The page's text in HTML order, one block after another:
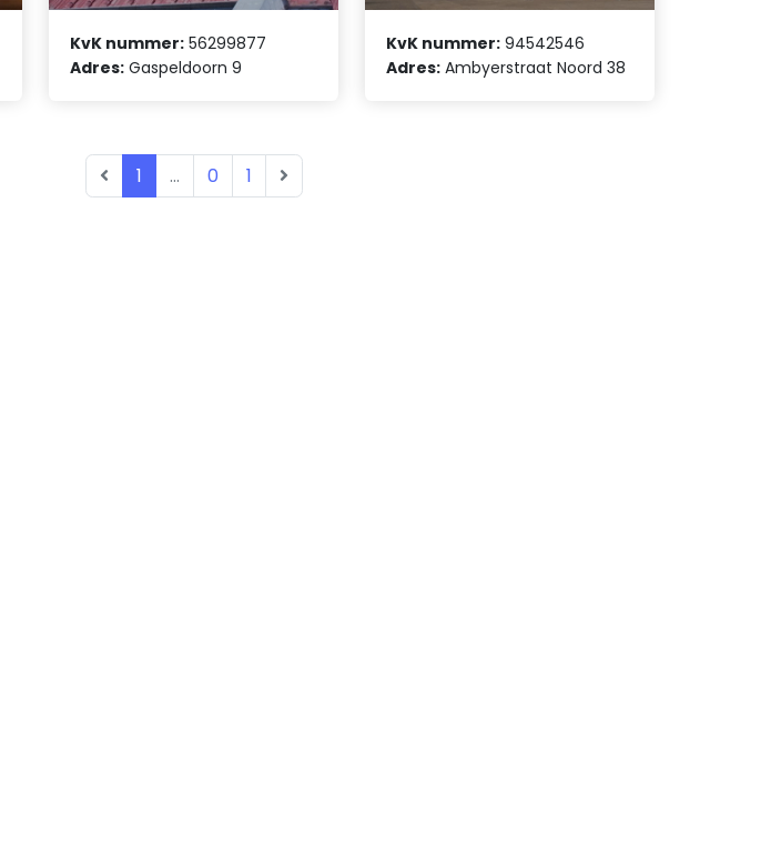
KvK nummer: 56299877
Adres: Gaspeldoorn 9
KvK nummer: 94542546
Adres: Ambyerstraat Noord 38
1 ... 0 1